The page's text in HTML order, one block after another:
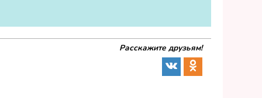
Расскажите друзьям!